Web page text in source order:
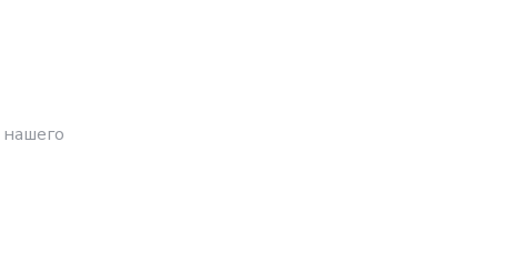
нашего